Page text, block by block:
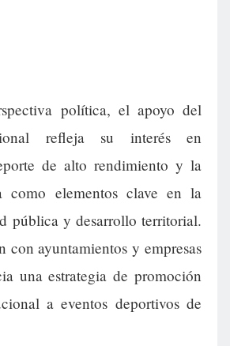
política, el apoyo del
refleja su interés en
de alto rendimiento y la
como elementos clave en la
pública y desarrollo territorial.
con ayuntamientos y empresas
una estrategia de promoción
a eventos deportivos de